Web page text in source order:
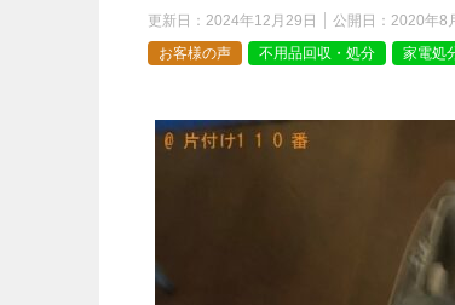
更新日： 2024年12月29日 公開日： 2020年8
お客様の声
不用品回収・処分 家電処